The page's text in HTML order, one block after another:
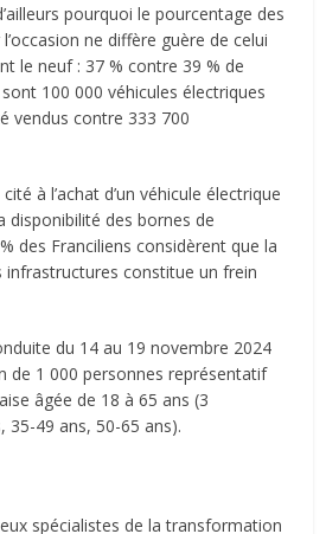
pourquoi le pourcentage des
ne diffère guère de celui
le neuf : 37 % contre 39 % de
100 000 véhicules électriques
vendus contre 333 700
à l’achat d’un véhicule électrique
disponibilité des bornes de
des Franciliens considèrent que la
infrastructures constitue un frein
du 14 au 19 novembre 2024
de 1 000 personnes représentatif
âgée de 18 à 65 ans (3
35-49 ans, 50-65 ans).
spécialistes de la transformation